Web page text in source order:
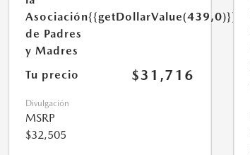
Asociación
de Padres
y Madres
{{getDollarValue(439,0)}}
Tu precio $31,716
Divulgación
MSRP
$32,505